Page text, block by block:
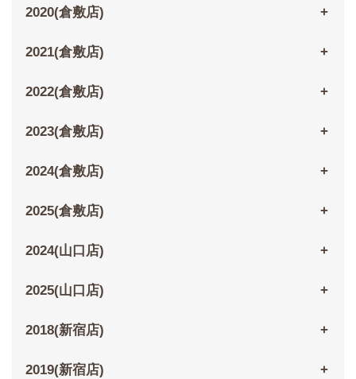
2020(倉敷店)
2021(倉敷店)
2022(倉敷店)
2023(倉敷店)
2024(倉敷店)
2025(倉敷店)
2024(山口店)
2025(山口店)
2018(新宿店)
2019(新宿店)